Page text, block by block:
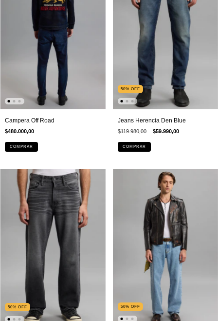
Campera Off Road
$480.000,00
COMPRAR
50% OFF
Jeans Herencia Den Blue
$119.980,00 $59.990,00
COMPRAR
50% OFF 50% OFF